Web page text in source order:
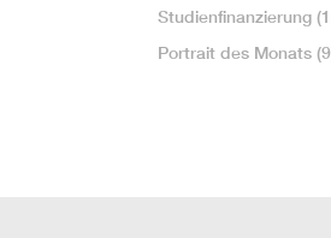
Studienfinanzierung
Portrait des Monats